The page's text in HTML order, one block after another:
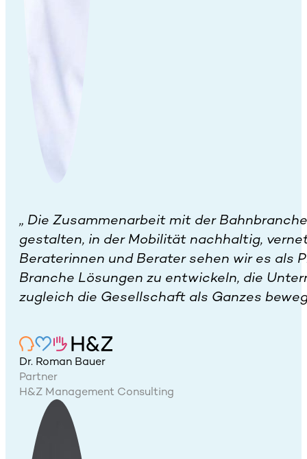
„ Die Zusammenarbeit mit der
gestalten, in der Mobilität nachhaltig,
Beraterinnen und Berater sehen wir es als
Branche Lösungen zu entwickeln, die
zugleich die Gesellschaft als Ganzes
Dr. Roman Bauer
Partner
H&Z Management Consulting